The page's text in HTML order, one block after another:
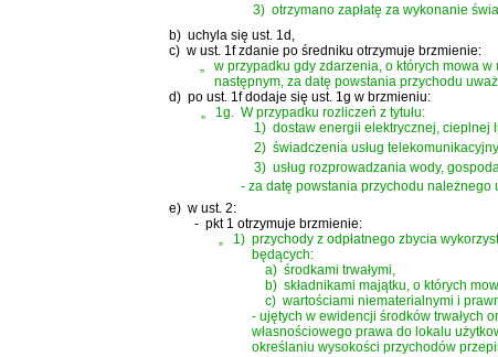
3) otrzymano zapłatę za wykonanie
b) uchyla się ust. 1d,
c) w ust. 1f zdanie po średniku otrzymuje brzmienie:
„
w przypadku gdy zdarzenia, o których mowa
następnym, za datę powstania przychodu
d) po ust. 1f dodaje się ust. 1g w brzmieniu:
„
1g. W przypadku rozliczeń z tytułu:
1) dostaw energii elektrycznej, cieplnej
2) świadczenia usług
3) usług rozprowadzania wody,
- za datę powstania przychodu należnego
e) w ust. 2:
- pkt 1 otrzymuje brzmienie:
„
1) przychody z odpłatnego zbycia
będących:
a) środkami trwałymi,
b) składnikami majątku, o których
c) wartościami niematerialnymi i
- ujętych w ewidencji środków trwałych
własnościowego prawa do lokalu
określaniu wysokości przychodów